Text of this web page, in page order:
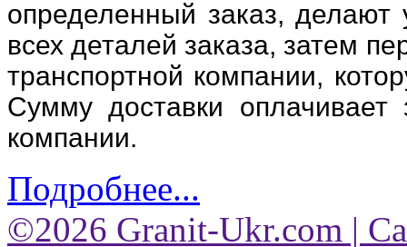
определенный заказ, делают
всех деталей заказа, затем
транспортной компании,
Сумму доставки оплачивает
компании.
Подробнее...
©2026 Granit-Ukr.com |